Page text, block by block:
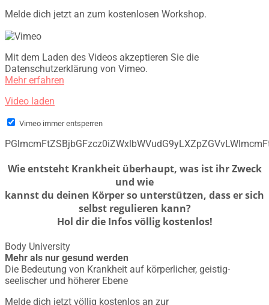
Melde dich jetzt an zum kostenlosen Workshop.
Mit dem Laden des Videos akzeptieren Sie die
Datenschutzerklärung von Vimeo.
Mehr erfahren
Video laden
Vimeo immer entsperren
Wie entsteht Krankheit überhaupt, was ist ihr Zweck
und wie
kannst du deinen Körper so unterstützen, dass er sich
selbst regulieren kann?
Hol dir die Infos völlig kostenlos!
Body University
Mehr als nur gesund werden
Die Bedeutung von Krankheit auf körperlicher, geistig-
seelischer und höherer Ebene
Melde dich jetzt völlig kostenlos an zur